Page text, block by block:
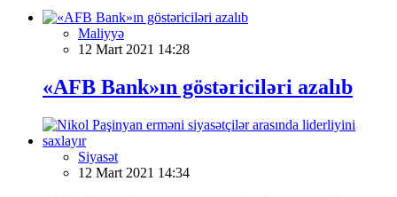
Maliyyə
12 Mart 2021 14:28
«AFB Bank»ın göstəriciləri azalıb
Siyasət
12 Mart 2021 14:34